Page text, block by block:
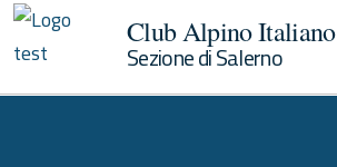
Club Alpino Italiano
Sezione di Salerno